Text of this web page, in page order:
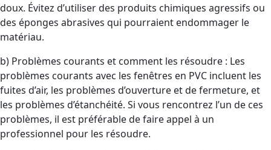
doux. Évitez d’utiliser des produits chimiques agressifs ou
des éponges abrasives qui pourraient endommager le
matériau.
b) Problèmes courants et comment les résoudre : Les
problèmes courants avec les fenêtres en PVC incluent les
fuites d’air, les problèmes d’ouverture et de fermeture, et
les problèmes d’étanchéité. Si vous rencontrez l’un de ces
problèmes, il est préférable de faire appel à un
professionnel pour les résoudre.